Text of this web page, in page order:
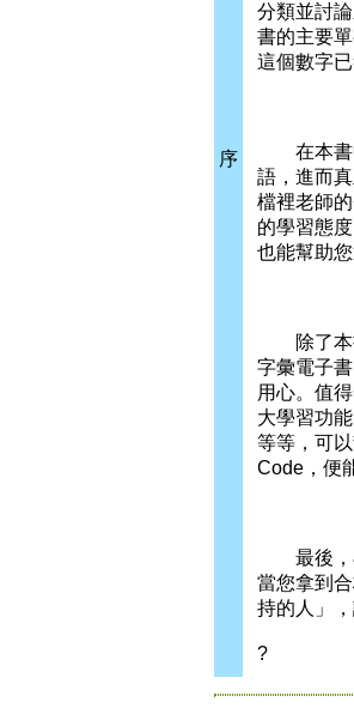
序
分類並討
書的主要
這個數字
在本書中
語，進而
檔裡老師
的學習態
也能幫助
除了本書
字彙電子
用心。值
大學習功
等等，可
Code，便
最後，再
當您拿到
持的人」
?